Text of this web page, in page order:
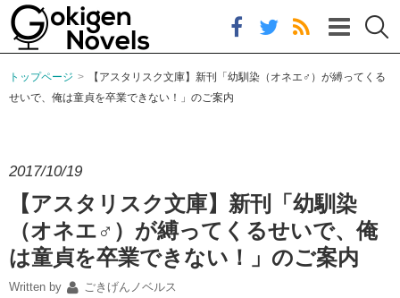
トップページ >
【アスタリスク文庫】新刊「幼馴染（オネエ♂）が縛ってくる
せいで、俺は童貞を卒業できない！」のご案内
2017/10/19
【アスタリスク文庫】新刊「幼馴染
（オネエ♂）が縛ってくるせいで、俺
は童貞を卒業できない！」のご案内
Written by
ごきげんノベルス
SUBSCRIBE